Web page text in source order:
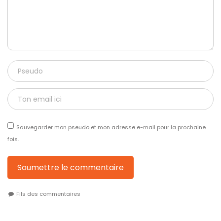
Sauvegarder mon pseudo et mon adresse e-mail pour la prochaine
fois.
Soumettre le commentaire
Fils des commentaires